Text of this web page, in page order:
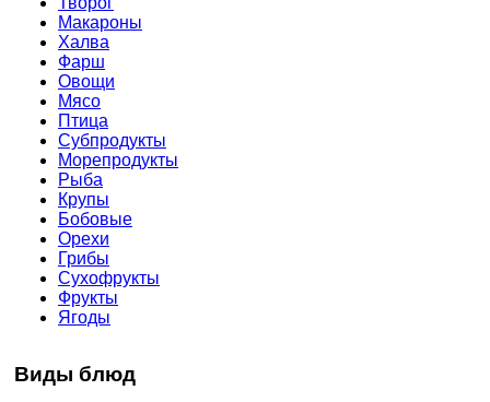
Макароны
Халва
Фарш
Овощи
Мясо
Птица
Субпродукты
Морепродукты
Рыба
Крупы
Бобовые
Орехи
Грибы
Сухофрукты
Фрукты
Ягоды
Виды блюд